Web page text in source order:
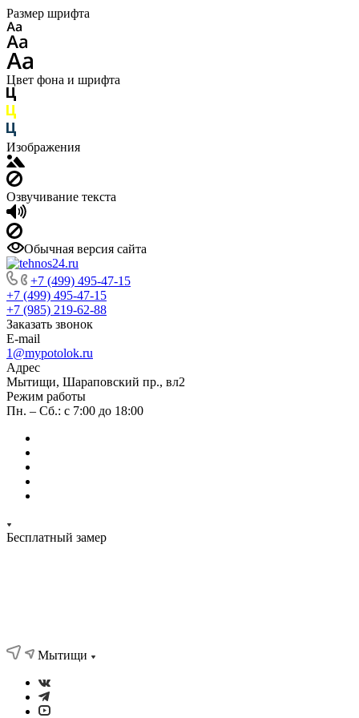
Размер шрифта
Цвет фона и шрифта
Изображения
Озвучивание текста
Обычная версия сайта
+7 (499) 495-47-15
+7 (499) 495-47-15
+7 (985) 219-62-88
Заказать звонок
E-mail
1@mypotolok.ru
Адрес
Мытищи, Шараповский пр., вл2
Режим работы
Пн. – Сб.: с 7:00 до 18:00
Бесплатный замер
Мытищи